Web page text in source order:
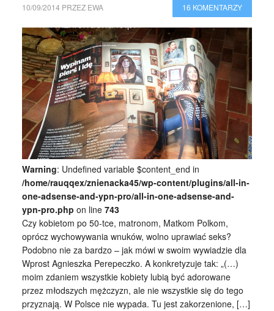
10/09/2014 PRZEZ EWA 16 KOMENTARZY
Warning: Undefined variable $content_end in
/home/rauqqex/znienacka45/wp-content/plugins/all-in-
one-adsense-and-ypn-pro/all-in-one-adsense-and-
ypn-pro.php on line 743
Czy kobietom po 50-tce, matronom, Matkom Polkom,
oprócz wychowywania wnuków, wolno uprawiać seks?
Podobno nie za bardzo – jak mówi w swoim wywiadzie dla
Wprost Agnieszka Perepeczko. A konkretyzuje tak: „(…)
moim zdaniem wszystkie kobiety lubią być adorowane
przez młodszych mężczyzn, ale nie wszystkie się do tego
przyznają. W Polsce nie wypada. Tu jest zakorzenione, […]